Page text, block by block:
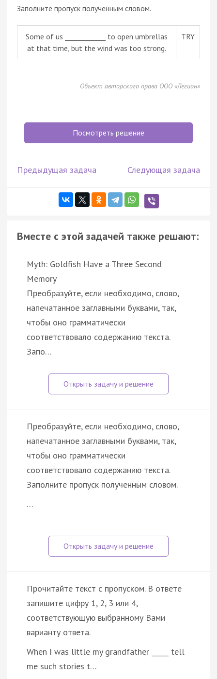
Заполните пропуск полученным словом.
Some of us ____________ to open umbrellas
at that time, but the wind was too strong.
TRY
Объект авторского права ООО «Легион»
Посмотреть решение
Предыдущая задача Следующая задача
Вместе с этой задачей также решают:
Myth: Goldfish Have a Three Second
Memory
Преобразуйте, если необходимо, слово,
напечатанное заглавными буквами, так,
чтобы оно грамматически
соответствовало содержанию текста.
Запо…
Преобразуйте, если необходимо, слово,
напечатанное заглавными буквами, так,
чтобы оно грамматически
соответствовало содержанию текста.
Заполните пропуск полученным словом.
…
Прочитайте текст с пропуском. В ответе
запишите цифру 1, 2, 3 или 4,
соответствующую выбранному Вами
варианту ответа.
When I was little my grandfather _____ tell
me such stories t…